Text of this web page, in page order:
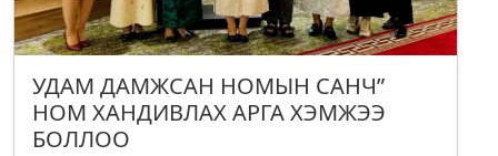
УДАМ ДАМЖСАН НОМЫН САНЧ”
НОМ ХАНДИВЛАХ АРГА ХЭМЖЭЭ
БОЛЛОО